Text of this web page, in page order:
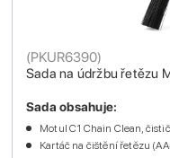
Sada na údržbu řetězu
(PKUR6390)
Sada obsahuje:
Motul C1 Chain Clean,
Kartáč na čištění řetězu